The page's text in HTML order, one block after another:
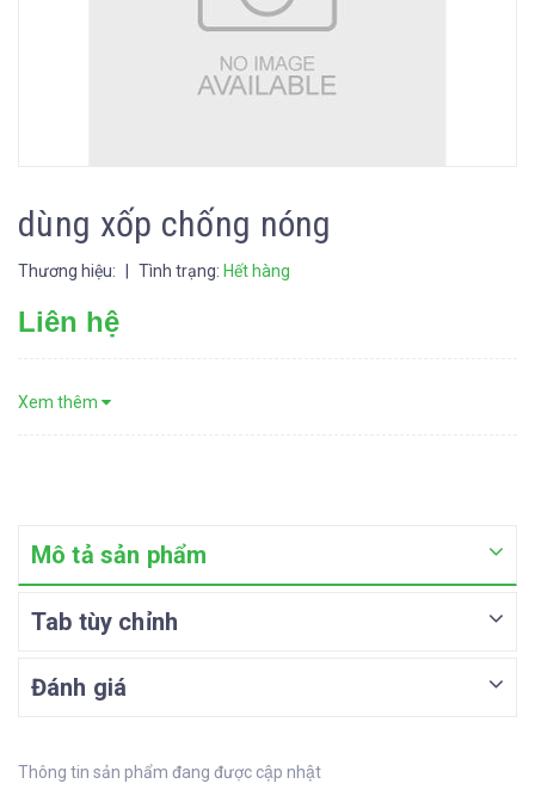
dùng xốp chống nóng
Thương hiệu: Tình trạng: Hết hàng
Liên hệ
Xem thêm
Mô tả sản phẩm
Tab tùy chỉnh
Đánh giá
Thông tin sản phẩm đang được cập nhật